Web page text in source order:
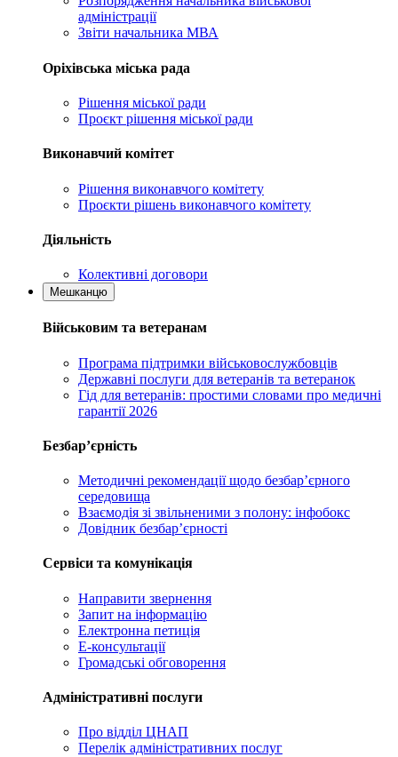
адміністрації
Звіти начальника МВА
Оріхівська міська рада
Рішення міської ради
Проєкт рішення міської ради
Виконавчий комітет
Рішення виконавчого комітету
Проєкти рішень виконавчого комітету
Діяльність
Колективні договори
Мешканцю
Військовим та ветеранам
Програма підтримки військовослужбовців
Державні послуги для ветеранів та ветеранок
Гід для ветеранів: простими словами про медичні
гарантії 2026
Безбар’єрність
Методичні рекомендації щодо безбар’єрного
середовища
Взаємодія зі звільненими з полону: інфобокс
Довідник безбар’єрності
Сервіси та комунікація
Направити звернення
Запит на інформацію
Електронна петиція
Е-консультації
Громадські обговорення
Адміністративні послуги
Про відділ ЦНАП
Перелік адміністративних послуг